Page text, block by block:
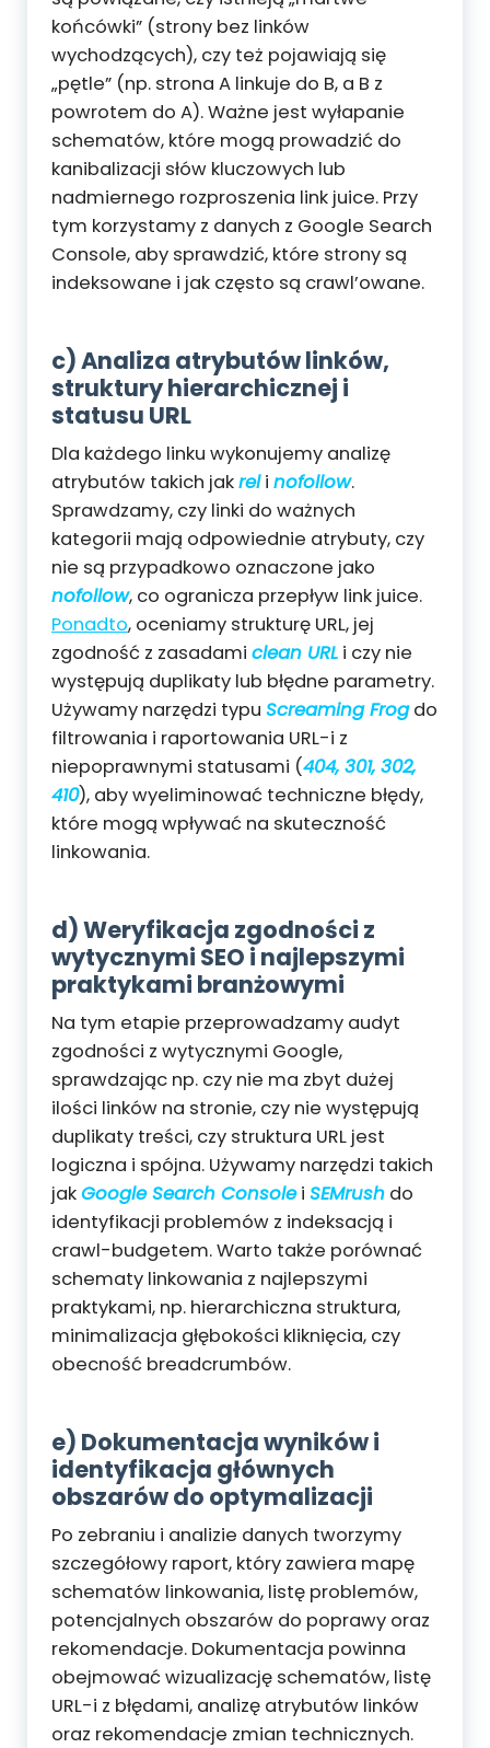
końcówki” (strony bez linków
wychodzących), czy też pojawiają się
„pętle” (np. strona A linkuje do B, a B z
powrotem do A). Ważne jest wyłapanie
schematów, które mogą prowadzić do
kanibalizacji słów kluczowych lub
nadmiernego rozproszenia link juice. Przy
tym korzystamy z danych z Google Search
Console, aby sprawdzić, które strony są
indeksowane i jak często są crawl’owane.
c) Analiza atrybutów linków,
struktury hierarchicznej i
statusu URL
Dla każdego linku wykonujemy analizę
atrybutów takich jakreli nofollow.
Sprawdzamy, czy linki do ważnych
kategorii mają odpowiednie atrybuty, czy
nie są przypadkowo oznaczone jako
nofollow, co ogranicza przepływ link juice.
Ponadto, oceniamy strukturę URL, jej
zgodność z zasadami clean URL i czy nie
występują duplikaty lub błędne parametry.
Używamy narzędzi typu Screaming Frogdo
filtrowania i raportowania URL-i z
niepoprawnymi statusami (404, 301, 302,
410), aby wyeliminować techniczne błędy,
które mogą wpływać na skuteczność
linkowania.
d) Weryfikacja zgodności z
wytycznymi SEO i najlepszymi
praktykami branżowymi
Na tym etapie przeprowadzamy audyt
zgodności z wytycznymi Google,
sprawdzając np. czy nie ma zbyt dużej
ilości linków na stronie, czy nie występują
duplikaty treści, czy struktura URL jest
logiczna i spójna. Używamy narzędzi takich
jakGoogle Search Consolei SEMrush do
identyfikacji problemów z indeksacją i
crawl-budgetem. Warto także porównać
schematy linkowania z najlepszymi
praktykami, np. hierarchiczna struktura,
minimalizacja głębokości kliknięcia, czy
obecność breadcrumbów.
e) Dokumentacja wyników i
identyfikacja głównych
obszarów do optymalizacji
Po zebraniu i analizie danych tworzymy
szczegółowy raport, który zawiera mapę
schematów linkowania, listę problemów,
potencjalnych obszarów do poprawy oraz
rekomendacje. Dokumentacja powinna
obejmować wizualizację schematów, listę
URL-i z błędami, analizę atrybutów linków
oraz rekomendacje zmian technicznych.